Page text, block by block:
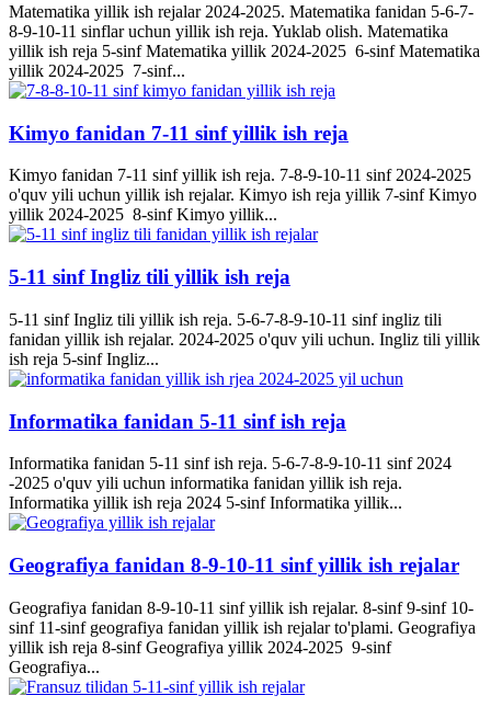
Matematika yillik ish rejalar 2024-2025. Matematika fanidan 5-6-7-
8-9-10-11 sinflar uchun yillik ish reja. Yuklab olish. Matematika
yillik ish reja 5-sinf Matematika yillik 2024-2025 6-sinf Matematika
yillik 2024-2025 7-sinf...
Kimyo fanidan 7-11 sinf yillik ish reja
Kimyo fanidan 7-11 sinf yillik ish reja. 7-8-9-10-11 sinf 2024-2025
o'quv yili uchun yillik ish rejalar. Kimyo ish reja yillik 7-sinf Kimyo
yillik 2024-2025 8-sinf Kimyo yillik...
5-11 sinf Ingliz tili yillik ish reja
5-11 sinf Ingliz tili yillik ish reja. 5-6-7-8-9-10-11 sinf ingliz tili
fanidan yillik ish rejalar. 2024-2025 o'quv yili uchun. Ingliz tili yillik
ish reja 5-sinf Ingliz...
Informatika fanidan 5-11 sinf ish reja
Informatika fanidan 5-11 sinf ish reja. 5-6-7-8-9-10-11 sinf 2024
-2025 o'quv yili uchun informatika fanidan yillik ish reja.
Informatika yillik ish reja 2024 5-sinf Informatika yillik...
Geografiya fanidan 8-9-10-11 sinf yillik ish rejalar
Geografiya fanidan 8-9-10-11 sinf yillik ish rejalar. 8-sinf 9-sinf 10-
sinf 11-sinf geografiya fanidan yillik ish rejalar to'plami. Geografiya
yillik ish reja 8-sinf Geografiya yillik 2024-2025 9-sinf
Geografiya...